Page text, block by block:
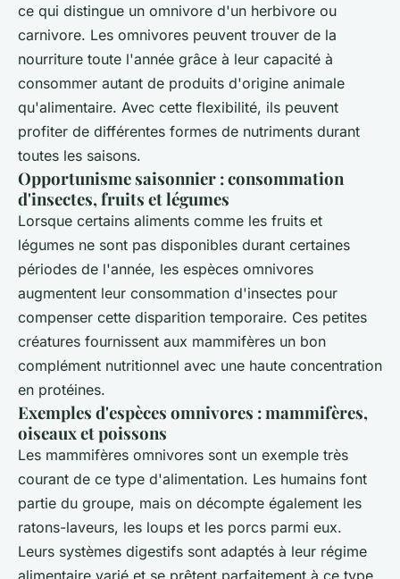
ce qui distingue un omnivore d'un herbivore ou
carnivore. Les omnivores peuvent trouver de la
nourriture toute l'année grâce à leur capacité à
consommer autant de produits d'origine animale
qu'alimentaire. Avec cette flexibilité, ils peuvent
profiter de différentes formes de nutriments durant
toutes les saisons.
Opportunisme saisonnier : consommation
d'insectes, fruits et légumes
Lorsque certains aliments comme les fruits et
légumes ne sont pas disponibles durant certaines
périodes de l'année, les espèces omnivores
augmentent leur consommation d'insectes pour
compenser cette disparition temporaire. Ces petites
créatures fournissent aux mammifères un bon
complément nutritionnel avec une haute concentration
en protéines.
Exemples d'espèces omnivores : mammifères,
oiseaux et poissons
Les mammifères omnivores sont un exemple très
courant de ce type d'alimentation. Les humains font
partie du groupe, mais on décompte également les
ratons-laveurs, les loups et les porcs parmi eux.
Leurs systèmes digestifs sont adaptés à leur régime
alimentaire varié et se prêtent parfaitement à ce type